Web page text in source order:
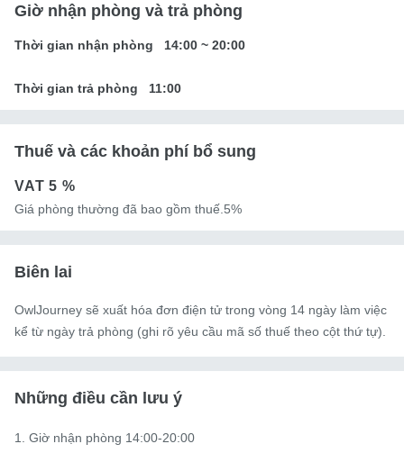
Giờ nhận phòng và trả phòng
Thời gian nhận phòng 14:00 ~ 20:00
Thời gian trả phòng 11:00
Thuế và các khoản phí bổ sung
VAT5 %
Giá phòng thường đã bao gồm thuế.5%
Biên lai
OwlJourney sẽ xuất hóa đơn điện tử trong vòng 14 ngày làm việc
kể từ ngày trả phòng (ghi rõ yêu cầu mã số thuế theo cột thứ tự).
Những điều cần lưu ý
1. Giờ nhận phòng 14:00-20:00